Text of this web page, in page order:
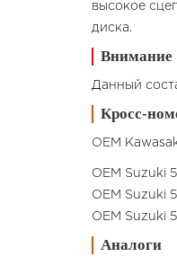
высокое
диска.
Внимание
Данный
Кросс-
OEM
OEM Suzuki
OEM Suzuki
OEM Suzuki
Аналоги